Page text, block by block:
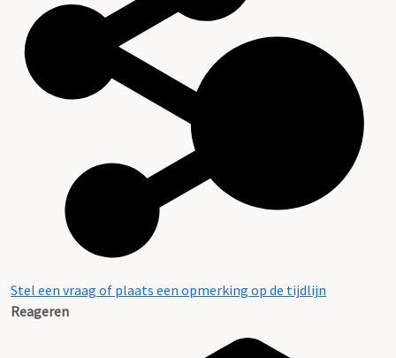
Stel een vraag of plaats een opmerking op de tijdlijn
Reageren